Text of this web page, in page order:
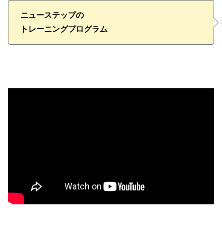
ニューステップの
トレーニングプログラム